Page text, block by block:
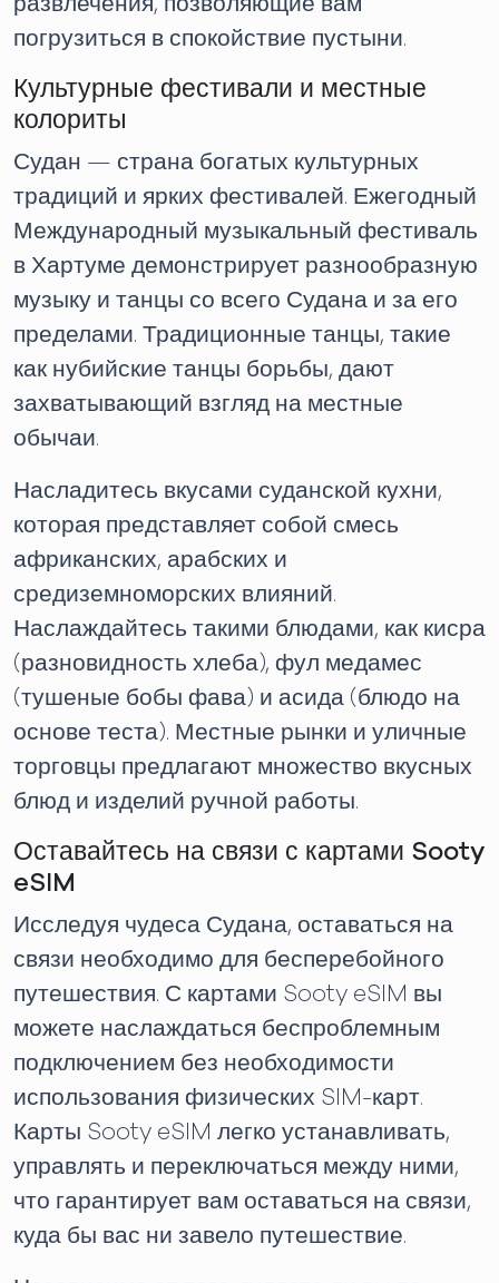
погрузиться в спокойствие пустыни.
Культурные фестивали и местные
колориты
Судан — страна богатых культурных
традиций и ярких фестивалей. Ежегодный
Международный музыкальный фестиваль
в Хартуме демонстрирует разнообразную
музыку и танцы со всего Судана и за его
пределами. Традиционные танцы, такие
как нубийские танцы борьбы, дают
захватывающий взгляд на местные
обычаи.
Насладитесь вкусами суданской кухни,
которая представляет собой смесь
африканских, арабских и
средиземноморских влияний.
Наслаждайтесь такими блюдами, как кисра
(разновидность хлеба), фул медамес
(тушеные бобы фава) и асида (блюдо на
основе теста). Местные рынки и уличные
торговцы предлагают множество вкусных
блюд и изделий ручной работы.
Оставайтесь на связи с картами Sooty
eSIM
Исследуя чудеса Судана, оставаться на
связи необходимо для бесперебойного
путешествия. С картами Sooty eSIM вы
можете наслаждаться беспроблемным
подключением без необходимости
использования физических SIM-карт.
Карты Sooty eSIM легко устанавливать,
управлять и переключаться между ними,
что гарантирует вам оставаться на связи,
куда бы вас ни завело путешествие.